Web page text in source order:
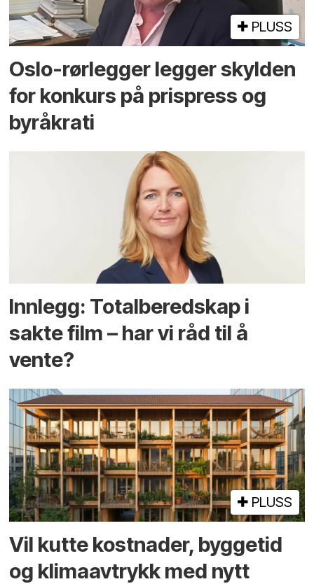
PLUSS
Oslo-rørlegger legger skylden
for konkurs på prispress og
byråkrati
Innlegg: Totalberedskap i
sakte film – har vi råd til å
vente?
PLUSS
Vil kutte kostnader, byggetid
og klima­avtrykk med nytt